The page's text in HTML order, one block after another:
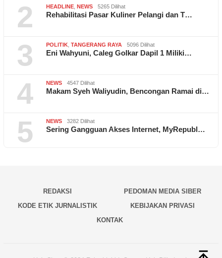
2 HEADLINE NEWS 5265 Dilihat
Rehabilitasi Pasar Kuliner Pelangi dan T…
3 POLITIK TANGERANG RAYA 5096 Dilihat
Eni Wahyuni, Caleg Golkar Dapil 1 Miliki…
4 NEWS 4547 Dilihat
Makam Syeh Waliyudin, Bencongan Ramai di…
5 NEWS 3282 Dilihat
Sering Gangguan Akses Internet, MyRepubl…
REDAKSI
PEDOMAN MEDIA SIBER
KODE ETIK JURNALISTIK
KEBIJAKAN PRIVASI
KONTAK